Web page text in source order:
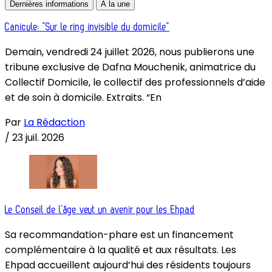
Dernières informations À la une
Canicule: “Sur le ring invisible du domicile”
Demain, vendredi 24 juillet 2026, nous publierons une
tribune exclusive de Dafna Mouchenik, animatrice du
Collectif Domicile, le collectif des professionnels d’aide
et de soin à domicile. Extraits. “En
Par La Rédaction
/ 23 juil. 2026
Le Conseil de l’âge veut un avenir pour les Ehpad
Sa recommandation-phare est un financement
complémentaire à la qualité et aux résultats. Les
Ehpad accueillent aujourd’hui des résidents toujours